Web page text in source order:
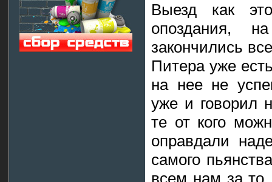
Выезд как
опоздания,
закончились
Питера уже
на нее не
уже и говорил
те от кого
оправдали
самого
всем нам за